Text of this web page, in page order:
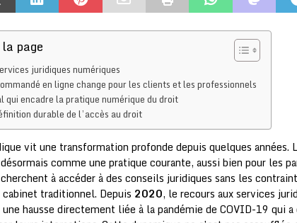
page
juridiques numériques
en ligne change pour les clients et les professionnels
qui encadre la pratique numérique du droit
durable de l’accès au droit
vit une transformation profonde depuis quelques années.
comme une pratique courante, aussi bien pour les
à accéder à des conseils juridiques sans les
traditionnel. Depuis 2020, le recours aux services
une hausse directement liée à la pandémie de COVID-19 qui